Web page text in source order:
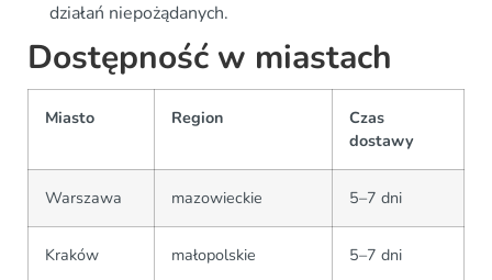
działań niepożądanych.
Dostępność w miastach
Miasto Region
Czas
dostawy
Warszawa mazowieckie 5–7 dni
Kraków małopolskie 5–7 dni